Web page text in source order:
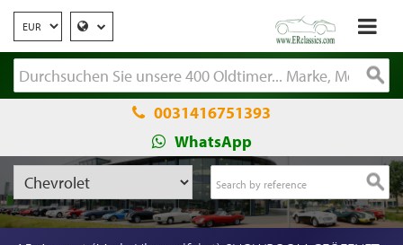
0031416751393
WhatsApp